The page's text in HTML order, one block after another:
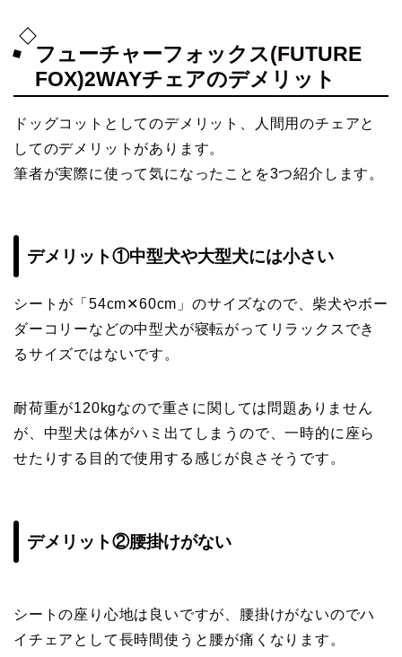
フューチャーフォックス(FUTURE
FOX)2WAYチェアのデメリット
ドッグコットとしてのデメリット、人間用のチェアと
してのデメリットがあります。
筆者が実際に使って気になったことを3つ紹介します。
デメリット①中型犬や大型犬には小さい
シートが「54cm✕60cm」のサイズなので、柴犬やボー
ダーコリーなどの中型犬が寝転がってリラックスでき
るサイズではないです。
耐荷重が120kgなので重さに関しては問題ありません
が、中型犬は体がハミ出てしまうので、一時的に座ら
せたりする目的で使用する感じが良さそうです。
デメリット②腰掛けがない
シートの座り心地は良いですが、腰掛けがないのでハ
イチェアとして長時間使うと腰が痛くなります。